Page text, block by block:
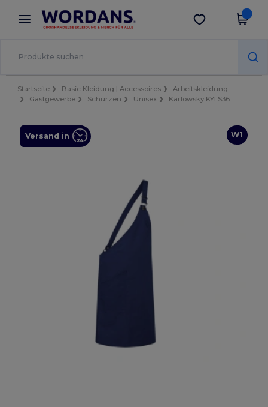
× Wordans App
Bessere Preise in der App!
App holen
Startseite Basic Kleidung | Accessoires
Arbeitskleidung
Gastgewerbe
Schürzen Unisex Karlowsky KYLS36
W1
Versand in